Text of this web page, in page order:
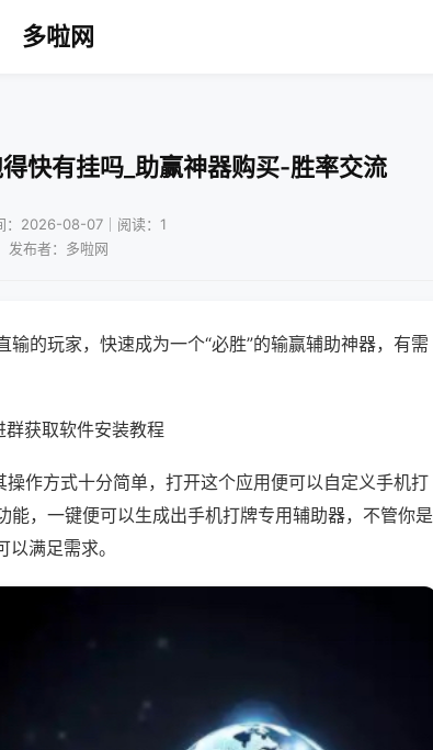
多啦网
快有挂吗_助赢神器购买-胜率交流
：2026-08-07｜阅读：1
发布者：多啦网
的玩家，快速成为一个“必胜”的输赢辅助神器，有需
获取软件安装教程
作方式十分简单，打开这个应用便可以自定义手机打
能，一键便可以生成出手机打牌专用辅助器，不管你是
满足需求。